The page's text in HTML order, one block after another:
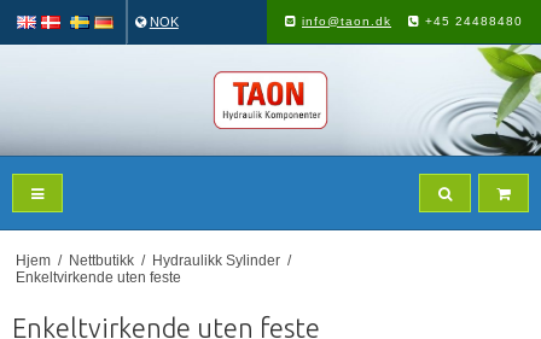
NOK info@taon.dk +45 24488480
Hjem / Nettbutikk / Hydraulikk Sylinder /
Enkeltvirkende uten feste
Enkeltvirkende uten feste